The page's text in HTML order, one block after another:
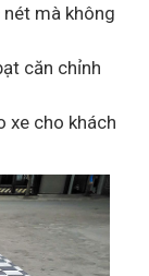
mà không
căn chỉnh
xe cho khách